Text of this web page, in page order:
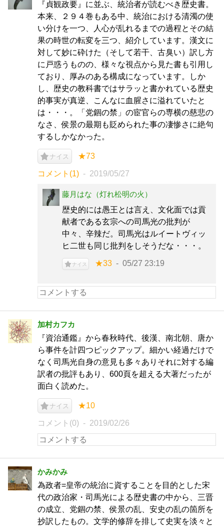
『貞観政要』に並ぶ、統治者が読むべき歴史書。
本来、２９４巻もある中、統治における清濁の使
い分けを一つ、人心が乱れるまでの過程とその結
果の時世の転変を三つ、紹介しています。漢文に
対して妙に砕けた（そして若干、古臭い）訳し方
に戸惑うものの、様々な視点から見た書も引用し
ており、厚みのある構成になっています。しか
し、歴史の教科書ではサラッと書かれている歴史
的事実が真逆、こんなに血腥さに溢れていたと
は・・・。「党錮の禁」の宦官らの専横の慈悲の
なさ、侯景の最期も貶められた事の凄惨さに絶句
するしかなかった。
ナイス ★73
コメント(1) 2019/05/27
藤月はな（灯れ松明の火）
歴史的には愚王とは言え、文化面では貢
献者である玄宗への司馬光の批判が
中々、辛辣だ。司馬光はルイートヴィッ
ヒ二世も同じ批判をしそうだな・・・。
ナイス ★33 05/27 23:19
加村カフカ
『資治通鑑』から春秋時代、後漢、南北朝、唐か
ら事件を計四つピックアップ。細かい経過だけで
なく司馬光自身の意見も多々ありそれに対する編
訳者の批評もあり、600頁を超える大著だったが
面白く読めた。
ナイス ★10
コメント(0) 2019/02/26
かみかみ
為政者=皇帝の統治に資することを目的とした宋
代の政治家・司馬光による歴史書の中から、三晋
の成立、党錮の禁、侯景の乱、安史の乱の箇所を
抄訳したもの。文学的修辞を排して史実を淡々と